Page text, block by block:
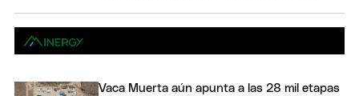
Vaca Muerta aún apunta a las 28 mil etapas